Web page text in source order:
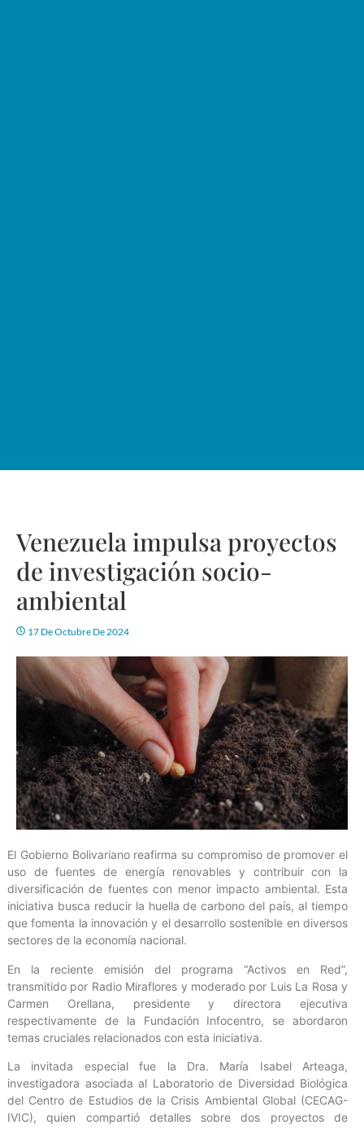
Venezuela impulsa proyectos
de investigación socio-
ambiental
17 De Octubre De 2024
El Gobierno Bolivariano reafirma su compromiso de promover el
uso de fuentes de energía renovables y contribuir con la
diversificación de fuentes con menor impacto ambiental. Esta
iniciativa busca reducir la huella de carbono del país, al tiempo
que fomenta la innovación y el desarrollo sostenible en diversos
sectores de la economía nacional.
En la reciente emisión del programa “Activos en Red”,
transmitido por Radio Miraflores y moderado por Luis La Rosa y
Carmen Orellana, presidente y directora ejecutiva
respectivamente de la Fundación Infocentro, se abordaron
temas cruciales relacionados con esta iniciativa.
La invitada especial fue la Dra. María Isabel Arteaga,
investigadora asociada al Laboratorio de Diversidad Biológica
del Centro de Estudios de la Crisis Ambiental Global (CECAG-
IVIC), quien compartió detalles sobre dos proyectos de